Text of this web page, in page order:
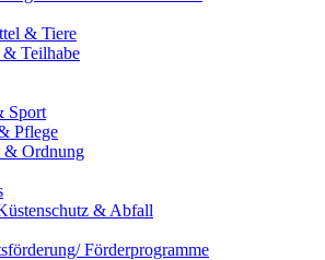
& Tiere
Teilhabe
Sport
Pflege
& Ordnung
& Abfall
Förderprogramme